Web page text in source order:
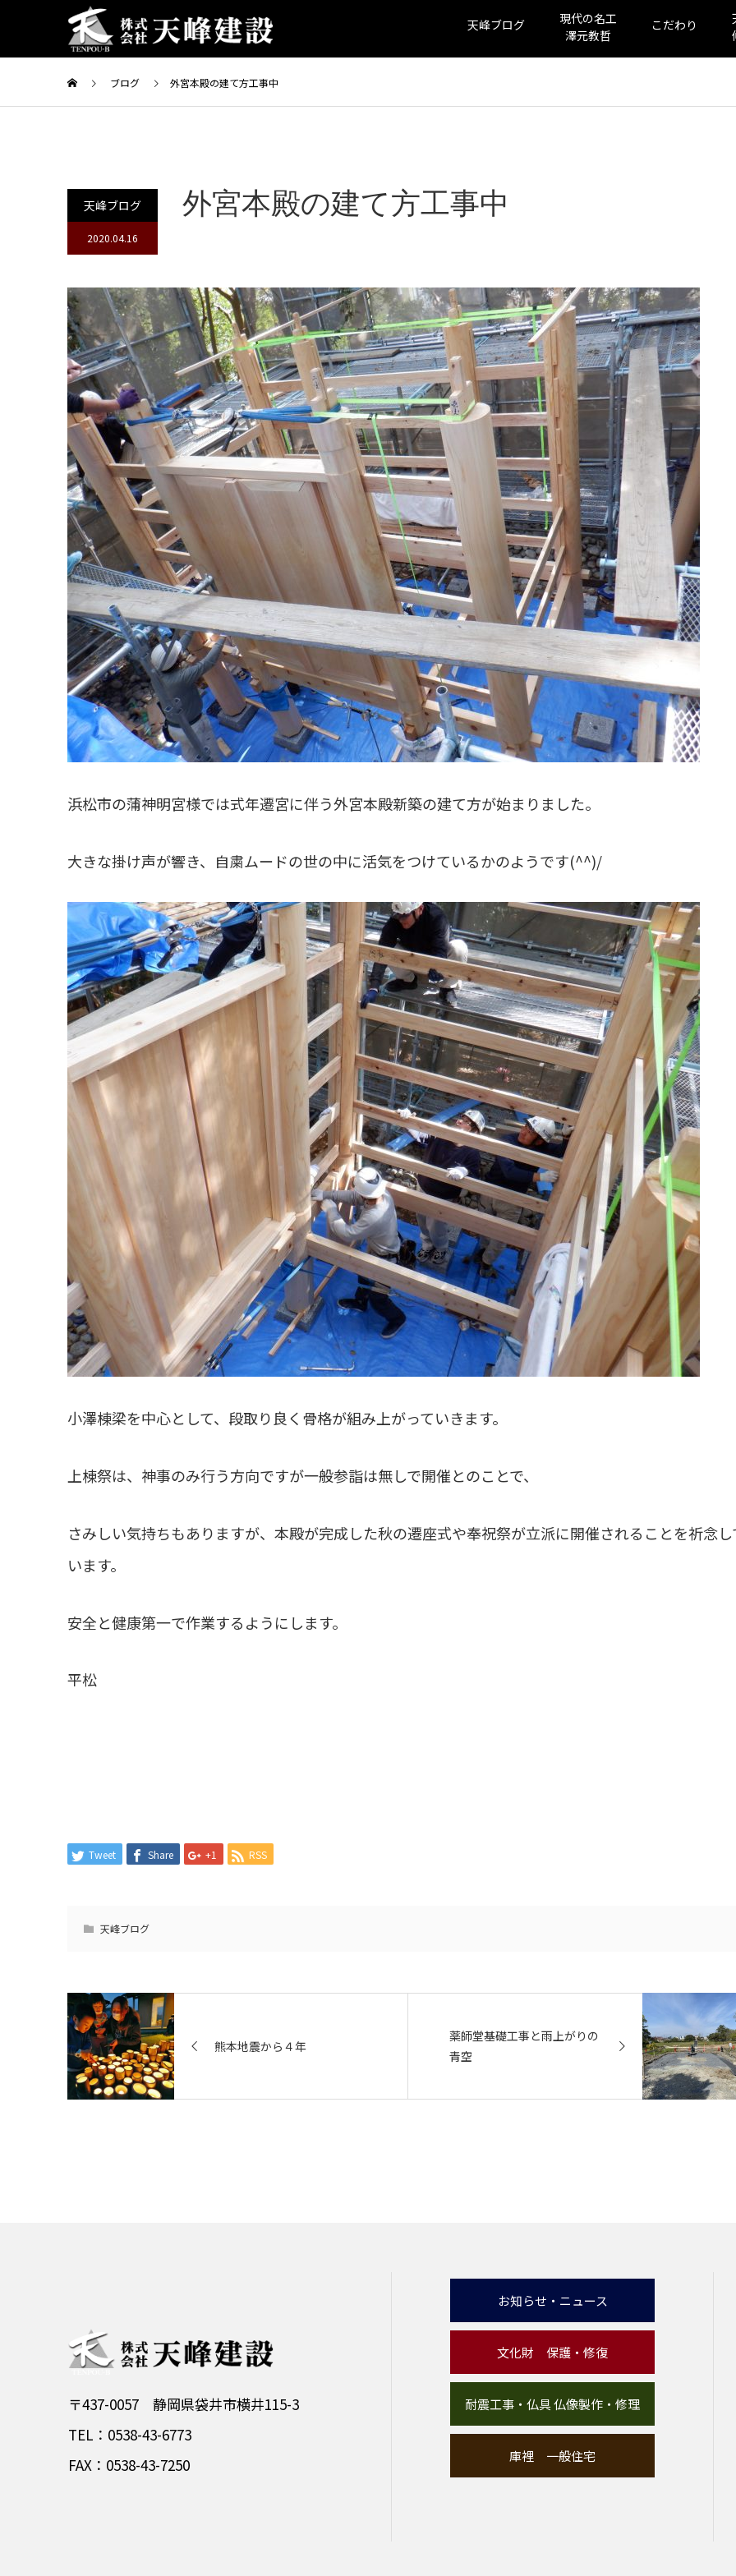
天峰ブログ
現代の名工
澤元教哲
こだわり
ブログ 外宮本殿の建て方工事中
天峰ブログ
2020.04.16
外宮本殿の建て方工事中
浜松市の蒲神明宮様では式年遷宮に伴う外宮本殿新築の建て方が始まりました。
大きな掛け声が響き、自粛ムードの世の中に活気をつけているかのようです(^^)/
小澤棟梁を中心として、段取り良く骨格が組み上がっていきます。
上棟祭は、神事のみ行う方向ですが一般参詣は無しで開催とのことで、
さみしい気持ちもありますが、本殿が完成した秋の遷座式や奉祝祭が立派に開催されることを祈念し
います。
安全と健康第一で作業するようにします。
平松
Tweet Share +1 RSS
天峰ブログ
熊本地震から４年
薬師堂基礎工事と雨上がりの
青空
〒437-0057 静岡県袋井市横井115-3
TEL：0538-43-6773
FAX：0538-43-7250
お知らせ・ニュース
文化財 保護・修復
耐震工事・仏具 仏像製作・修理
庫裡 一般住宅